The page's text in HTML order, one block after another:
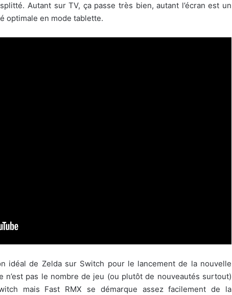
Autant sur TV, ça passe très bien, autant l’écran est un
optimale en mode tablette.
idéal de Zelda sur Switch pour le lancement de la nouvelle
pas le nombre de jeu (ou plutôt de nouveautés surtout)
mais Fast RMX se démarque assez facilement de la